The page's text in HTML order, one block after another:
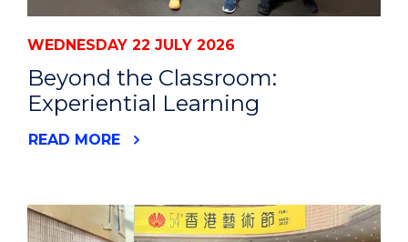
WEDNESDAY 22 JULY 2026
Beyond the Classroom:
Experiential Learning
READ MORE